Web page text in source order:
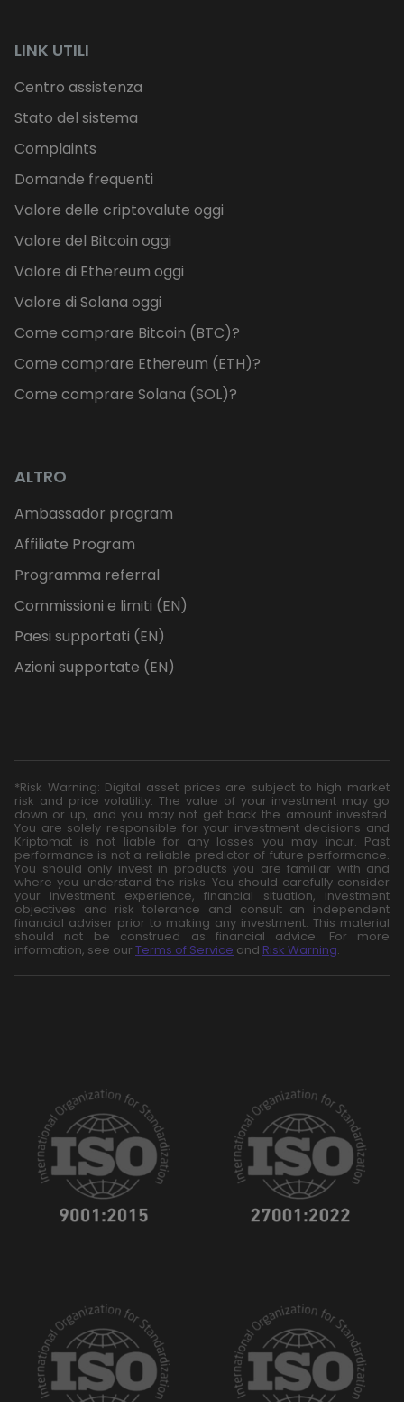
LINK UTILI
Centro assistenza
Stato del sistema
Complaints
Domande frequenti
Valore delle criptovalute oggi
Valore del Bitcoin oggi
Valore di Ethereum oggi
Valore di Solana oggi
Come comprare Bitcoin (BTC)?
Come comprare Ethereum (ETH)?
Come comprare Solana (SOL)?
ALTRO
Ambassador program
Affiliate Program
Programma referral
Commissioni e limiti (EN)
Paesi supportati (EN)
Azioni supportate (EN)
*Risk Warning: Digital asset prices are subject to high market
risk and price volatility. The value of your investment may go
down or up, and you may not get back the amount invested.
You are solely responsible for your investment decisions and
Kriptomat is not liable for any losses you may incur. Past
performance is not a reliable predictor of future performance.
You should only invest in products you are familiar with and
where you understand the risks. You should carefully consider
your investment experience, financial situation, investment
objectives and risk tolerance and consult an independent
financial adviser prior to making any investment. This material
should not be construed as financial advice. For more
information, see our Terms of Service and Risk Warning.